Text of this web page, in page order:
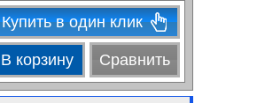
Купить в один клик
В корзину Сравнить